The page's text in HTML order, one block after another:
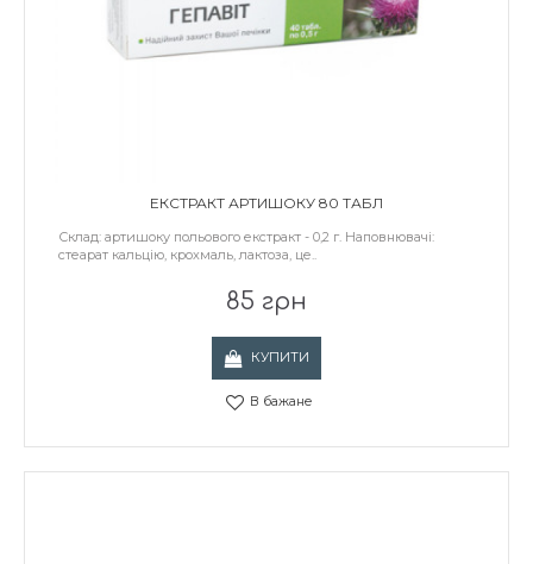
ЕКСТРАКТ АРТИШОКУ 80 ТАБЛ
Склад: артишоку польового екстракт - 0,2 г. Наповнювачі:
стеарат кальцію, крохмаль, лактоза, це..
85 грн
КУПИТИ
В бажане